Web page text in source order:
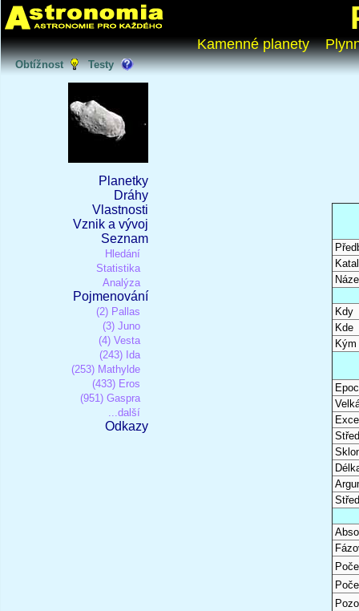
Kamenné planety
Obtížnost Testy
Planetky
Dráhy
Vlastnosti
Vznik a vývoj
Seznam
Hledání
Statistika
Analýza
Pojmenování
(2) Pallas
(3) Juno
(4) Vesta
(243) Ida
(253) Mathylde
(433) Eros
(951) Gaspra
...další
Odkazy
Kdy
Kde
Kým